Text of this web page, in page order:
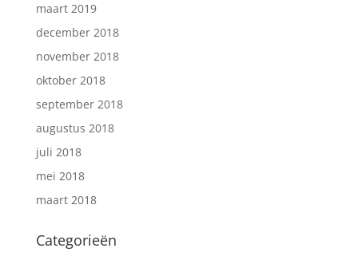
maart 2019
december 2018
november 2018
oktober 2018
september 2018
augustus 2018
juli 2018
mei 2018
maart 2018
Categorieën